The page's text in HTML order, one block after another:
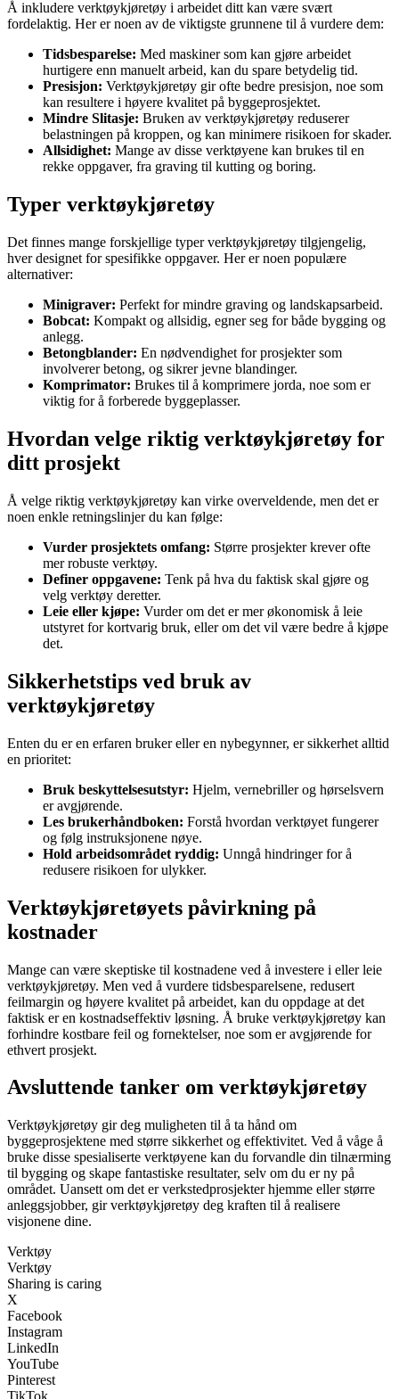
Å inkludere verktøykjøretøy i arbeidet ditt kan være svært
fordelaktig. Her er noen av de viktigste grunnene til å vurdere dem:
Tidsbesparelse: Med maskiner som kan gjøre arbeidet
hurtigere enn manuelt arbeid, kan du spare betydelig tid.
Presisjon: Verktøykjøretøy gir ofte bedre presisjon, noe som
kan resultere i høyere kvalitet på byggeprosjektet.
Mindre Slitasje: Bruken av verktøykjøretøy reduserer
belastningen på kroppen, og kan minimere risikoen for skader.
Allsidighet: Mange av disse verktøyene kan brukes til en
rekke oppgaver, fra graving til kutting og boring.
Typer verktøykjøretøy
Det finnes mange forskjellige typer verktøykjøretøy tilgjengelig,
hver designet for spesifikke oppgaver. Her er noen populære
alternativer:
Minigraver: Perfekt for mindre graving og landskapsarbeid.
Bobcat: Kompakt og allsidig, egner seg for både bygging og
anlegg.
Betongblander: En nødvendighet for prosjekter som
involverer betong, og sikrer jevne blandinger.
Komprimator: Brukes til å komprimere jorda, noe som er
viktig for å forberede byggeplasser.
Hvordan velge riktig verktøykjøretøy for
ditt prosjekt
Å velge riktig verktøykjøretøy kan virke overveldende, men det er
noen enkle retningslinjer du kan følge:
Vurder prosjektets omfang: Større prosjekter krever ofte
mer robuste verktøy.
Definer oppgavene: Tenk på hva du faktisk skal gjøre og
velg verktøy deretter.
Leie eller kjøpe: Vurder om det er mer økonomisk å leie
utstyret for kortvarig bruk, eller om det vil være bedre å kjøpe
det.
Sikkerhetstips ved bruk av
verktøykjøretøy
Enten du er en erfaren bruker eller en nybegynner, er sikkerhet alltid
en prioritet:
Bruk beskyttelsesutstyr: Hjelm, vernebriller og hørselsvern
er avgjørende.
Les brukerhåndboken: Forstå hvordan verktøyet fungerer
og følg instruksjonene nøye.
Hold arbeidsområdet ryddig: Unngå hindringer for å
redusere risikoen for ulykker.
Verktøykjøretøyets påvirkning på
kostnader
Mange can være skeptiske til kostnadene ved å investere i eller leie
verktøykjøretøy. Men ved å vurdere tidsbesparelsene, redusert
feilmargin og høyere kvalitet på arbeidet, kan du oppdage at det
faktisk er en kostnadseffektiv løsning. Å bruke verktøykjøretøy kan
forhindre kostbare feil og fornektelser, noe som er avgjørende for
ethvert prosjekt.
Avsluttende tanker om verktøykjøretøy
Verktøykjøretøy gir deg muligheten til å ta hånd om
byggeprosjektene med større sikkerhet og effektivitet. Ved å våge å
bruke disse spesialiserte verktøyene kan du forvandle din tilnærming
til bygging og skape fantastiske resultater, selv om du er ny på
området. Uansett om det er verkstedprosjekter hjemme eller større
anleggsjobber, gir verktøykjøretøy deg kraften til å realisere
visjonene dine.
Verktøy
Verktøy
Sharing is caring
X
Facebook
Instagram
LinkedIn
YouTube
Pinterest